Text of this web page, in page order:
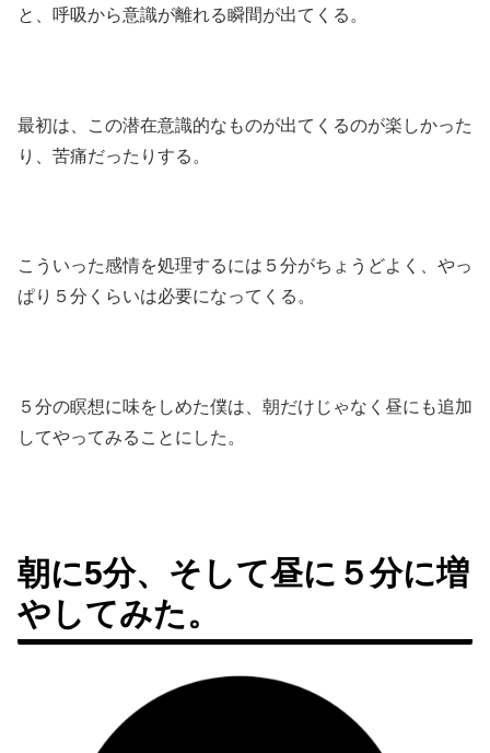
と、呼吸から意識が離れる瞬間が出てくる。
最初は、この潜在意識的なものが出てくるのが楽しかった
り、苦痛だったりする。
こういった感情を処理するには５分がちょうどよく、やっ
ぱり５分くらいは必要になってくる。
５分の瞑想に味をしめた僕は、朝だけじゃなく昼にも追加
してやってみることにした。
朝に5分、そして昼に５分に増
やしてみた。